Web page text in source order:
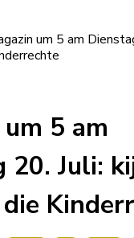
um 5 am
5 am
20. Juli: